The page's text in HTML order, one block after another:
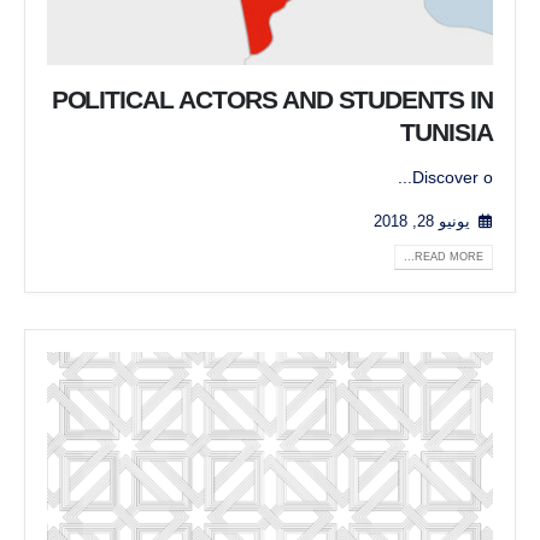
POLITICAL ACTORS AND STUDENTS IN
TUNISIA
Discover o...
يونيو 28, 2018
READ MORE...